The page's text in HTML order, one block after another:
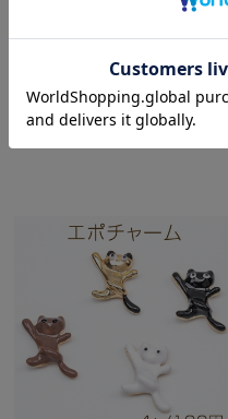
エボチャーム ドッグ
16×20mm（6ヶ）